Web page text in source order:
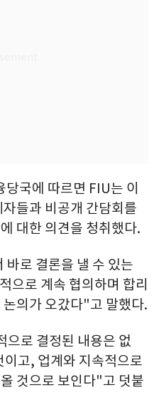
국에 따르면 FIU는 이
들과 비공개 간담회를
대한 의견을 청취했다.
로 결론을 낼 수 있는
으로 계속 협의하며 합리
의가 오갔다"고 말했다.
으로 결정된 내용은 없
고, 업계와 지속적으로
것으로 보인다"고 덧붙